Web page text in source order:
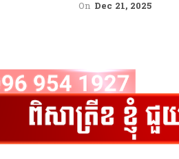
On Dec 21, 2025